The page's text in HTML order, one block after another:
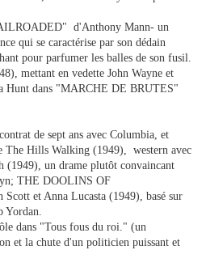
d'Anthony Mann- un
qui se caractérise par son dédain
pour parfumer les balles de son fusil.
mettant en vedette John Wayne et
Hunt dans "MARCHE DE BRUTES"
de sept ans avec Columbia, et
The Hills Walking (1949), western avec
(1949), un drame plutôt convaincant
THE DOOLINS OF
et Anna Lucasta (1949), basé sur
Yordan.
dans "Tous fous du roi." (un
et la chute d'un politicien puissant et